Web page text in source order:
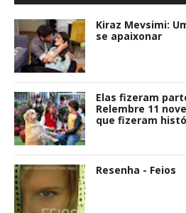
Kiraz Mevsimi:
se apaixonar
Elas fizeram
Relembre 11
que fizeram
Resenha - Feios